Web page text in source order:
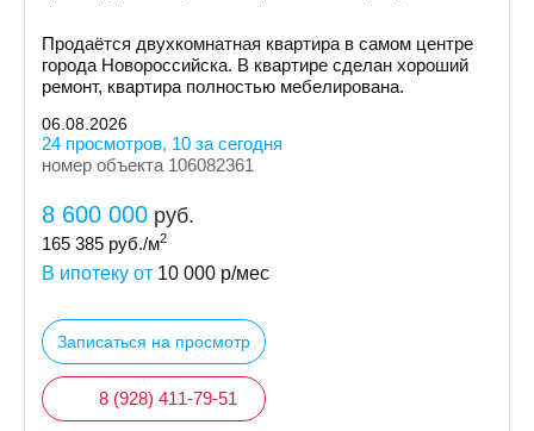
Продаётся двухкомнатная квартира в самом центре
города Новороссийска. В квартире сделан хороший
ремонт, квартира полностью мебелирована.
06.08.2026
24 просмотров, 10 за сегодня
номер объекта 106082361
8 600 000 руб.
165 385 руб./м2
В ипотеку от 10 000 р/мес
Записаться на просмотр
8 (928) 411-79-51